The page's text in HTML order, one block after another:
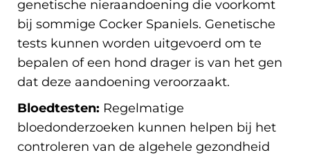
genetische nieraandoening die voorkomt
bij sommige Cocker Spaniels. Genetische
tests kunnen worden uitgevoerd om te
bepalen of een hond drager is van het gen
dat deze aandoening veroorzaakt.
Bloedtesten: Regelmatige
bloedonderzoeken kunnen helpen bij het
controleren van de algehele gezondheid